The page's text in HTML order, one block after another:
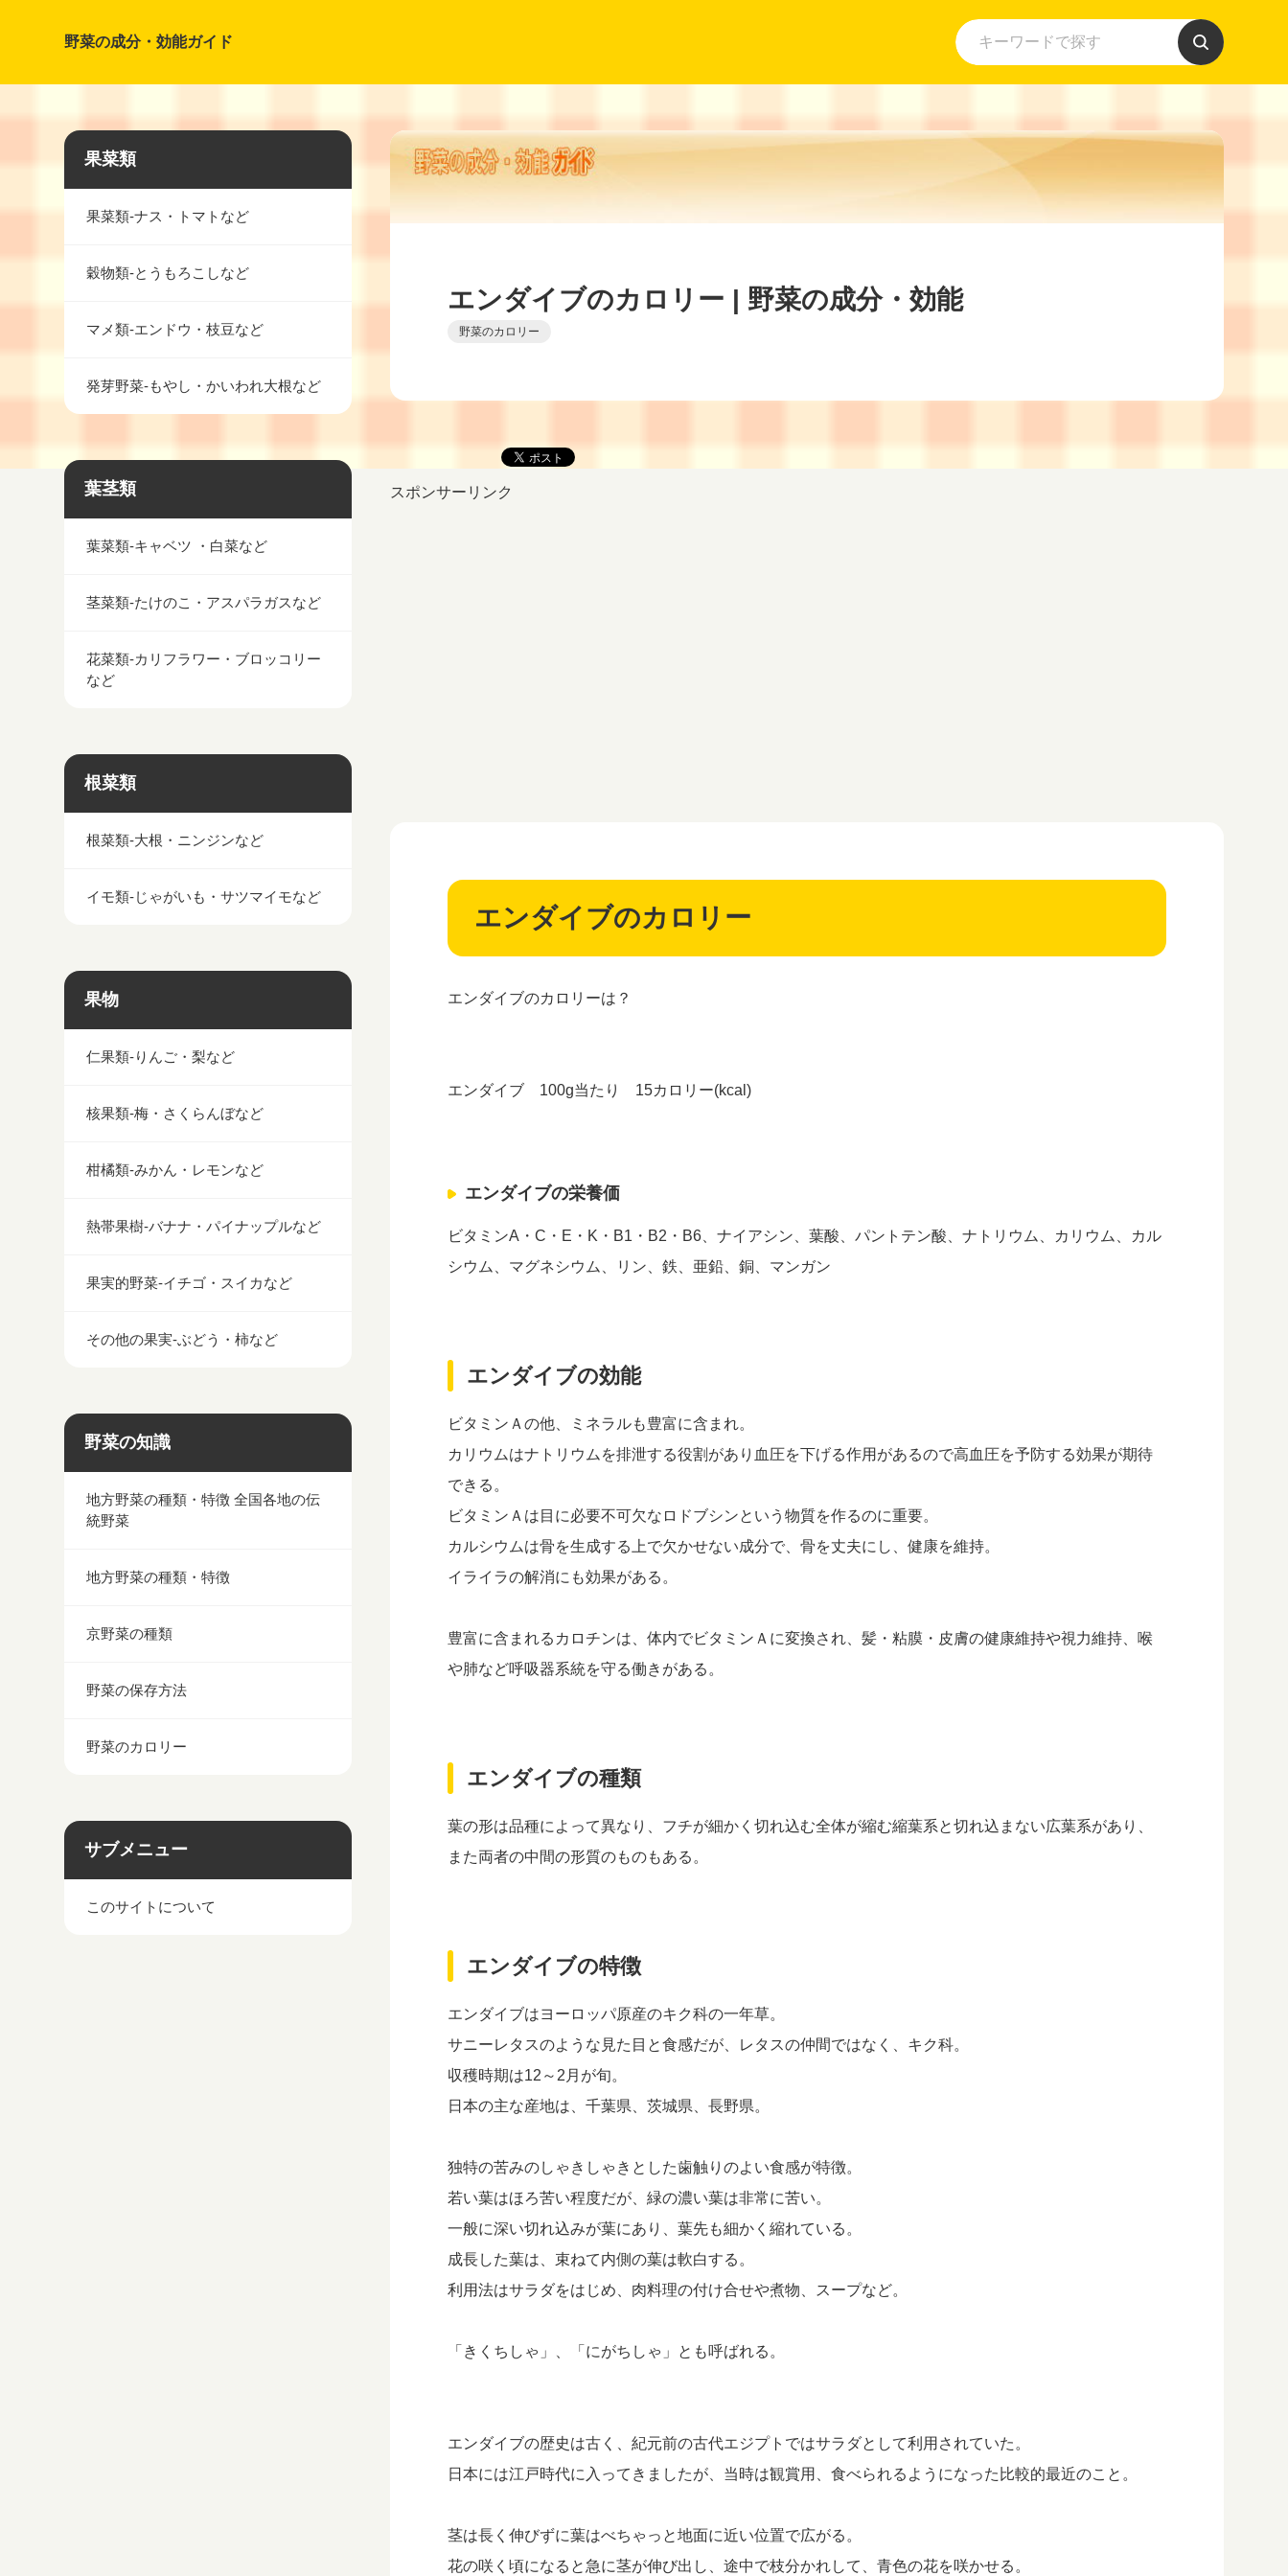
野菜の成分・効能ガイド
エンダイブのカロリー | 野菜の成分・効能
野菜のカロリー
スポンサーリンク
エンダイブのカロリー
エンダイブのカロリーは？
エンダイブ 100g当たり 15カロリー(kcal)
エンダイブの栄養価
ビタミンA・C・E・K・B1・B2・B6、ナイアシン、葉酸、パントテン酸、ナトリウム、カリウム、カル
シウム、マグネシウム、リン、鉄、亜鉛、銅、マンガン
エンダイブの効能
ビタミンＡの他、ミネラルも豊富に含まれ。
カリウムはナトリウムを排泄する役割があり血圧を下げる作用があるので高血圧を予防する効果が期待
できる。
ビタミンＡは目に必要不可欠なロドブシンという物質を作るのに重要。
カルシウムは骨を生成する上で欠かせない成分で、骨を丈夫にし、健康を維持。
イライラの解消にも効果がある。
豊富に含まれるカロチンは、体内でビタミンＡに変換され、髪・粘膜・皮膚の健康維持や視力維持、喉
や肺など呼吸器系統を守る働きがある。
エンダイブの種類
葉の形は品種によって異なり、フチが細かく切れ込む全体が縮む縮葉系と切れ込まない広葉系があり、
また両者の中間の形質のものもある。
エンダイブの特徴
エンダイブはヨーロッパ原産のキク科の一年草。
サニーレタスのような見た目と食感だが、レタスの仲間ではなく、キク科。
収穫時期は12～2月が旬。
日本の主な産地は、千葉県、茨城県、長野県。
独特の苦みのしゃきしゃきとした歯触りのよい食感が特徴。
若い葉はほろ苦い程度だが、緑の濃い葉は非常に苦い。
一般に深い切れ込みが葉にあり、葉先も細かく縮れている。
成長した葉は、束ねて内側の葉は軟白する。
利用法はサラダをはじめ、肉料理の付け合せや煮物、スープなど。
「きくちしゃ」、「にがちしゃ」とも呼ばれる。
エンダイブの歴史は古く、紀元前の古代エジプトではサラダとして利用されていた。
日本には江戸時代に入ってきましたが、当時は観賞用、食べられるようになった比較的最近のこと。
茎は長く伸びずに葉はべちゃっと地面に近い位置で広がる。
花の咲く頃になると急に茎が伸び出し、途中で枝分かれして、青色の花を咲かせる。
果菜類
果菜類-ナス・トマトなど
穀物類-とうもろこしなど
マメ類-エンドウ・枝豆など
発芽野菜-もやし・かいわれ大根など
葉茎類
葉菜類-キャベツ ・白菜など
茎菜類-たけのこ・アスパラガスなど
花菜類-カリフラワー・ブロッコリー
など
根菜類
根菜類-大根・ニンジンなど
イモ類-じゃがいも・サツマイモなど
果物
仁果類-りんご・梨など
核果類-梅・さくらんぼなど
柑橘類-みかん・レモンなど
熱帯果樹-バナナ・パイナップルなど
果実的野菜-イチゴ・スイカなど
その他の果実-ぶどう・柿など
野菜の知識
地方野菜の種類・特徴 全国各地の伝
統野菜
地方野菜の種類・特徴
京野菜の種類
野菜の保存方法
野菜のカロリー
サブメニュー
このサイトについて